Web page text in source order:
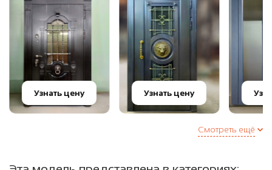
Узнать цену Узнать цену
Смотреть ещё